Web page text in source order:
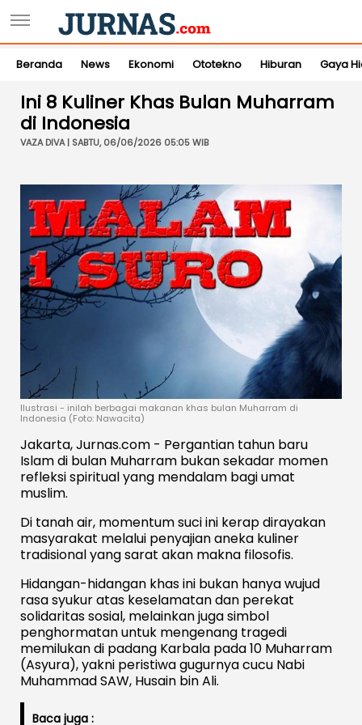
Beranda News Ekonomi Ototekno Hiburan Gaya
Ini 8 Kuliner Khas Bulan Muharram
di Indonesia
VAZA DIVA | SABTU, 06/06/2026 05:05 WIB
Ilustrasi - inilah berbagai makanan khas bulan Muharram di
Indonesia (Foto: Nawacita)
Jakarta, Jurnas.com - Pergantian tahun baru
Islam di bulan Muharram bukan sekadar momen
refleksi spiritual yang mendalam bagi umat
muslim.
Di tanah air, momentum suci ini kerap dirayakan
masyarakat melalui penyajian aneka kuliner
tradisional yang sarat akan makna filosofis.
Hidangan-hidangan khas ini bukan hanya wujud
rasa syukur atas keselamatan dan perekat
solidaritas sosial, melainkan juga simbol
penghormatan untuk mengenang tragedi
memilukan di padang Karbala pada 10 Muharram
(Asyura), yakni peristiwa gugurnya cucu Nabi
Muhammad SAW, Husain bin Ali.
Baca juga :